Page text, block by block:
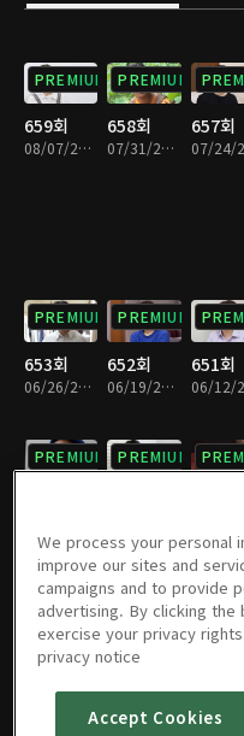
PREMIUM
659회
08/07/2026 • 1시간 30분
PREMIUM
658회
07/31/2026 • 1시간 28분
657회
PREMIUM
653회
06/26/2026 • 1시간 29분
PREMIUM
652회
06/19/2026 • 1시간 26분
651회
PREMIUM PREMIUM
PREMIUM
641회
04/03/2026 • 1시간 29분
PREMIUM
640회 639회
We process your personal
improve our sites and
campaigns and to provide
advertising. By clicking
exercise your privacy
privacy notice
Accept Cookies